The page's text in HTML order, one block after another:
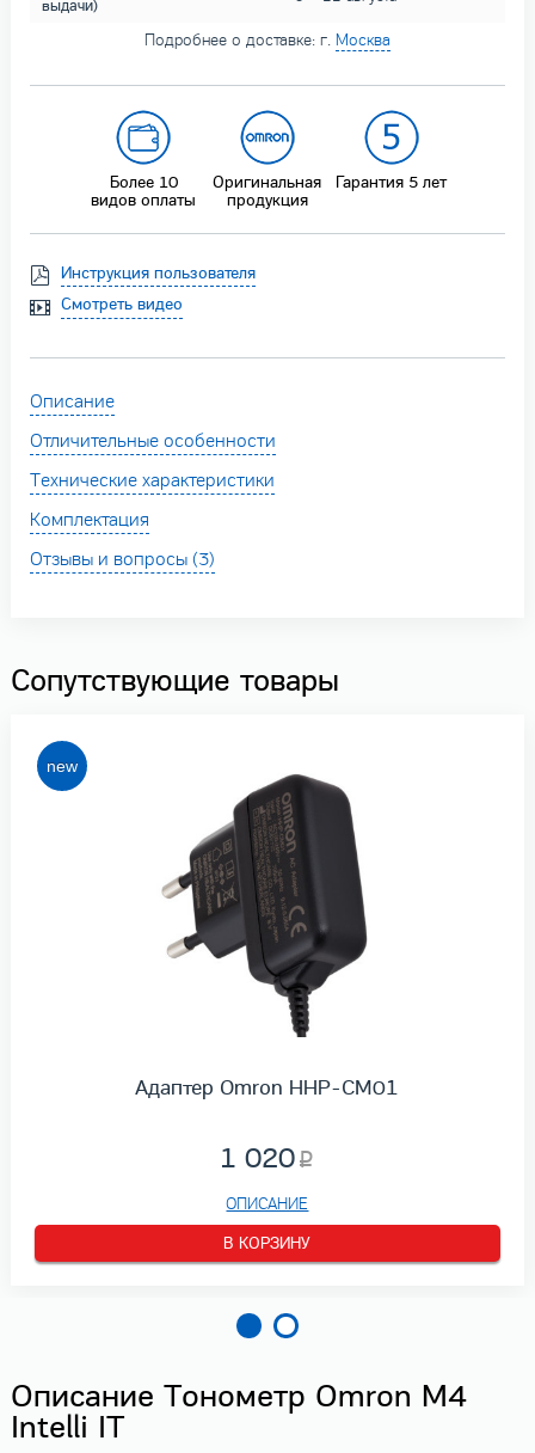
выдачи)
Подробнее о доставке: г. Москва
Более 10
видов оплаты
Оригинальная
продукция
Гарантия 5 лет
Инструкция пользователя
Смотреть видео
Описание
Отличительные особенности
Технические характеристики
Комплектация
Отзывы и вопросы (3)
Сопутствующие товары
Адаптер Omron HHP-CM01
1 020
ОПИСАНИЕ
В КОРЗИНУ
Описание Тонометр Omron M4
Intelli IT